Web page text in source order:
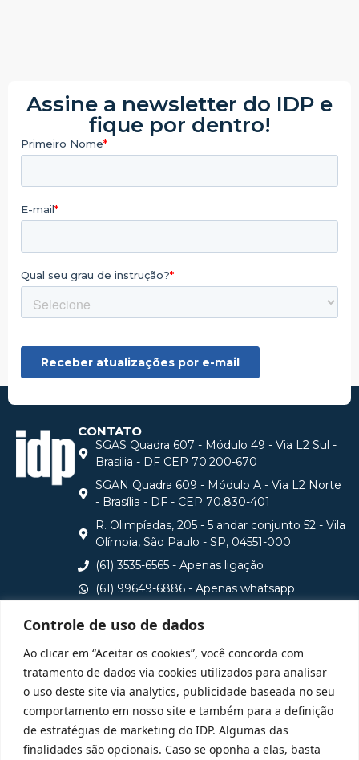
Controle de uso de dados
Ao clicar em “Aceitar os cookies”, você concorda com
tratamento de dados via cookies utilizados para analisar
o uso deste site via analytics, publicidade baseada no seu
comportamento em nosso site e também para a definição
de estratégias de marketing do IDP. Algumas das
finalidades são opcionais. Caso se oponha a elas, basta
Assine a newsletter do IDP e
fique por dentro!
CONTATO
SGAS Quadra 607 - Módulo 49 - Via L2 Sul -
Brasilia - DF CEP 70.200-670
SGAN Quadra 609 - Módulo A - Via L2 Norte
- Brasília - DF - CEP 70.830-401
R. Olimpíadas, 205 - 5 andar conjunto 52 - Vila
Olímpia, São Paulo - SP, 04551-000
(61) 3535-6565 - Apenas ligação
(61) 99649-6886 - Apenas whatsapp
Consulte aqui o cadastro da Instituição no Sistema e-
MEC